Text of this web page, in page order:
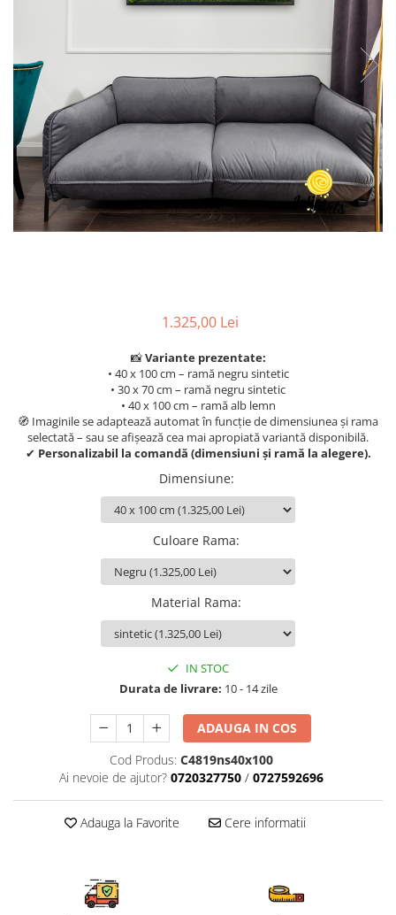
1.325,00 Lei
📸Variante prezentate:
• 40 x 100 cm – ramă negru sintetic
• 30 x 70 cm – ramă negru sintetic
• 40 x 100 cm – ramă alb lemn
🧭 Imaginile se adaptează automat în funcție de dimensiunea și rama
selectată – sau se afișează cea mai apropiată variantă disponibilă.
✔ Personalizabil la comandă (dimensiuni și ramă la alegere).
Dimensiune:
Culoare Rama:
Material Rama:
IN STOC
Durata de livrare: 10 - 14 zile
ADAUGA IN COS
Cod Produs: C4819ns40x100
Ai nevoie de ajutor? 0720327750 / 0727592696
Adauga la Favorite Cere informatii